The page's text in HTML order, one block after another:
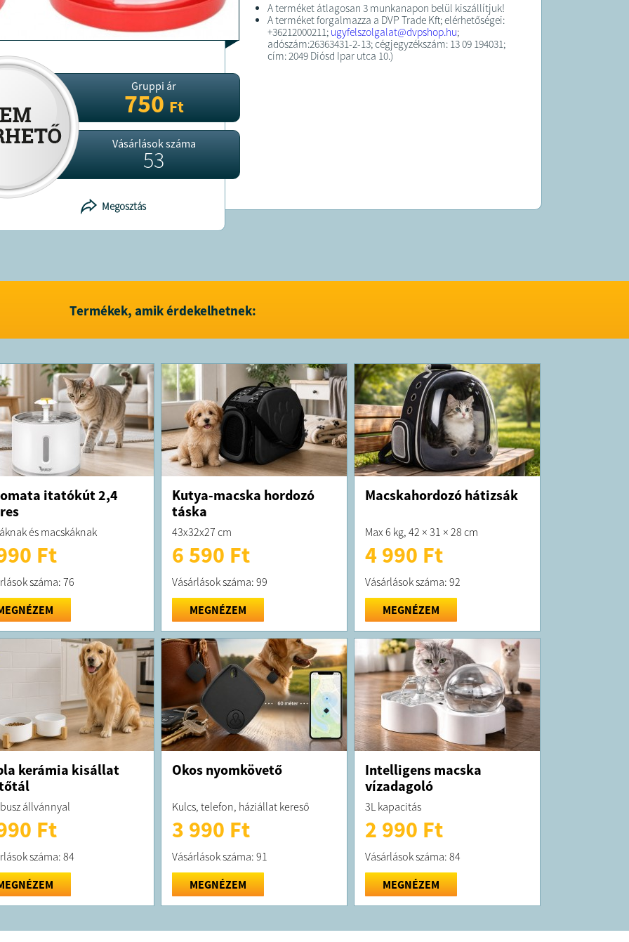
Gruppi ár
750Ft
Vásárlások száma
53
Megosztás
A terméket átlagosan 3 munkanapon belül kiszállítjuk!
A terméket forgalmazza a DVP Trade Kft; elérhetőségei:
+36212000211; ugyfelszolgalat@dvpshop.hu;
adószám:26363431-2-13; cégjegyzékszám: 13 09 194031;
cím: 2049 Diósd Ipar utca 10.)
Termékek, amik érdekelhetnek:
itatókút 2,4
és macskáknak
Ft
száma: 76
Kutya-macska hordozó
táska
43x32x27 cm
6 590 Ft
Vásárlások száma: 99
MEGNÉZEM
Macskahordozó hátizsák
Max 6 kg, 42 × 31 × 28 cm
4 990 Ft
Vásárlások száma: 92
MEGNÉZEM
kerámia kisállat
állvánnyal
Ft
száma: 84
Okos nyomkövető
Kulcs, telefon, háziállat kereső
3 990 Ft
Vásárlások száma: 91
MEGNÉZEM
Intelligens macska
vízadagoló
3L kapacitás
2 990 Ft
Vásárlások száma: 84
MEGNÉZEM